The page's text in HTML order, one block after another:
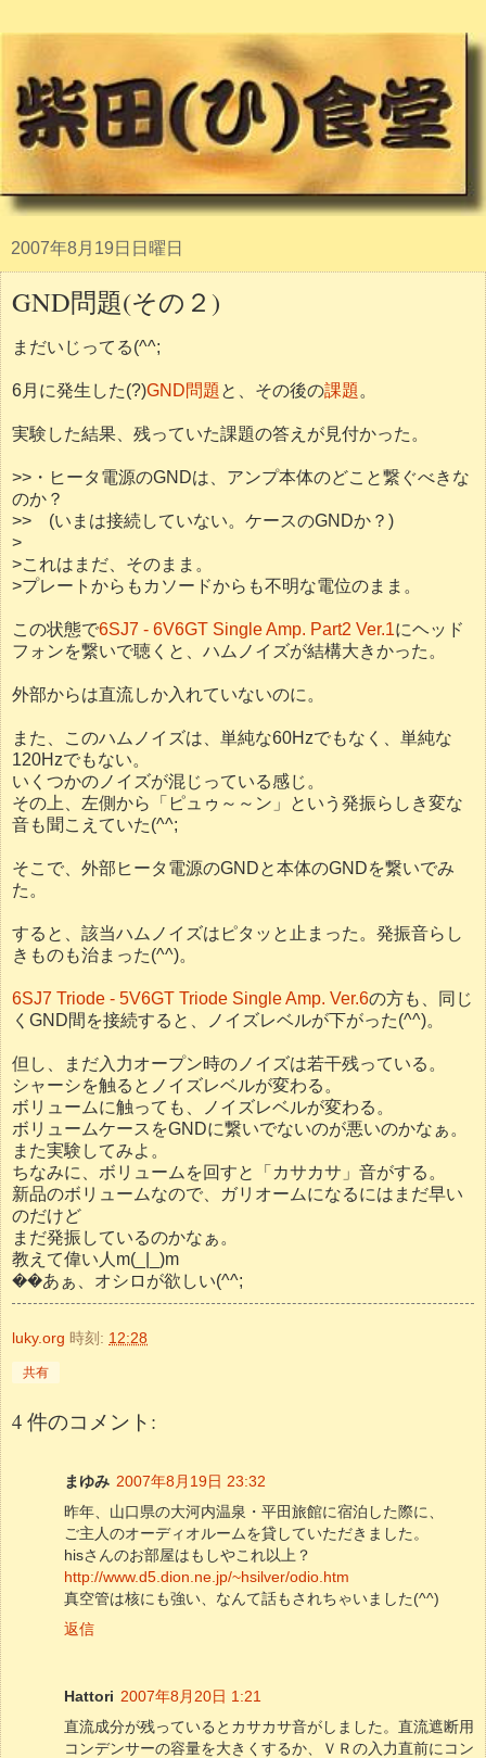
2007年8月19日日曜日
GND問題(その２)
まだいじってる(^^;
6月に発生した(?)GND問題と、その後の課題。
実験した結果、残っていた課題の答えが見付かった。
>>・ヒータ電源のGNDは、アンプ本体のどこと繋ぐべきな
のか？
>> (いまは接続していない。ケースのGNDか？)
>
>これはまだ、そのまま。
>プレートからもカソードからも不明な電位のまま。
この状態で6SJ7 - 6V6GT Single Amp. Part2 Ver.1にヘッド
フォンを繋いで聴くと、ハムノイズが結構大きかった。
外部からは直流しか入れていないのに。
また、このハムノイズは、単純な60Hzでもなく、単純な
120Hzでもない。
いくつかのノイズが混じっている感じ。
その上、左側から「ピュゥ～～ン」という発振らしき変な
音も聞こえていた(^^;
そこで、外部ヒータ電源のGNDと本体のGNDを繋いでみ
た。
すると、該当ハムノイズはピタッと止まった。発振音らし
きものも治まった(^^)。
6SJ7 Triode - 5V6GT Triode Single Amp. Ver.6の方も、同じ
くGND間を接続すると、ノイズレベルが下がった(^^)。
但し、まだ入力オープン時のノイズは若干残っている。
シャーシを触るとノイズレベルが変わる。
ボリュームに触っても、ノイズレベルが変わる。
ボリュームケースをGNDに繋いでないのが悪いのかなぁ。
また実験してみよ。
ちなみに、ボリュームを回すと「カサカサ」音がする。
新品のボリュームなので、ガリオームになるにはまだ早い
のだけど
まだ発振しているのかなぁ。
教えて偉い人m(_|_)m
��あぁ、オシロが欲しい(^^;
luky.org 時刻: 12:28
共有
4 件のコメント:
まゆみ 2007年8月19日 23:32
昨年、山口県の大河内温泉・平田旅館に宿泊した際に、
ご主人のオーディオルームを貸していただきました。
hisさんのお部屋はもしやこれ以上？
http://www.d5.dion.ne.jp/~hsilver/odio.htm
真空管は核にも強い、なんて話もされちゃいました(^^)
返信
Hattori 2007年8月20日 1:21
直流成分が残っているとカサカサ音がしました。直流遮断用
コンデンサーの容量を大きくするか、ＶＲの入力直前にコン